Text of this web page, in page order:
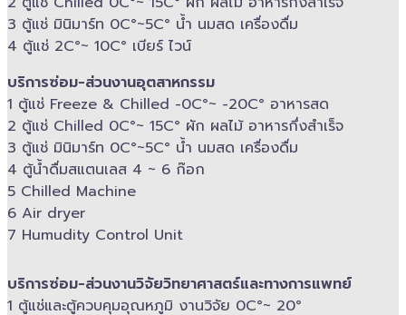
3 ตู้แช่​ มินิมาร์ท 0C°~5C° น้ำ นมสด เครื่องดื่ม
4 ตู้แช่ 2C°~ 10​C° เบียร์ ไวน์
บริการซ่อม-​ส่วนงานอุตสาหกรรม
1 ตู้แช่ Freeze &​ Chilled -​0C°~ -​20C° อาหารสด
2 ตู้แช่ Chilled​ 0C°~ 15C° ผัก ผลไม้ อาหารกึ่งสำเร็จ
3 ตู้แช่​ มินิมาร์ท 0C°~5C° น้ำ นมสด เครื่องดื่ม
4 ตู้น้ำดื่มสแตนเลส​ 4 ~ 6 ก๊อก
5 Chilled Mac​hine
6 Air dryer
7 Humudity Control Unit
บริการซ่อม-​ส่วนงานวิจัยวิทยาศาสตร์และทางการแพทย์
1 ตู้แช่และตู้ควบคุม​อุณหภูมิ​ งานวิจัย 0C°~ 20°